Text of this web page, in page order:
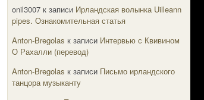
onil3007к записи Ирландская волынка Uilleann
pipes. Ознакомительная статья
Anton-Bregolas к записи Интервью с Квивином
О Рахалли (перевод)
Anton-Bregolas к записи Письмо ирландского
танцора музыканту